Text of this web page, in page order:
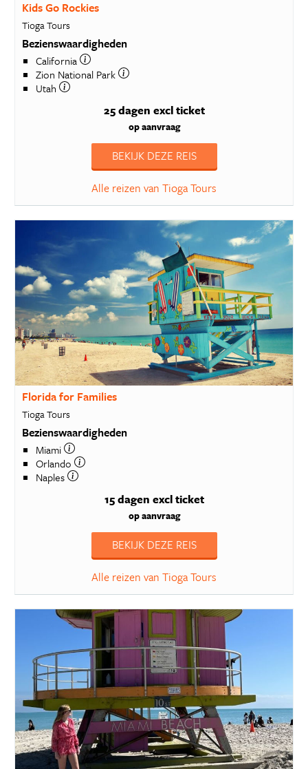
Kids Go Rockies
Tioga Tours
Bezienswaardigheden
California
Zion National Park
Utah
25 dagen excl ticket
op aanvraag
BEKIJK DEZE REIS
Alle reizen van Tioga Tours
Florida for Families
Tioga Tours
Bezienswaardigheden
Miami
Orlando
Naples
15 dagen excl ticket
op aanvraag
BEKIJK DEZE REIS
Alle reizen van Tioga Tours